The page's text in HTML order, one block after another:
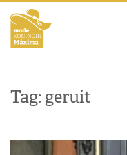
Tag: geruit